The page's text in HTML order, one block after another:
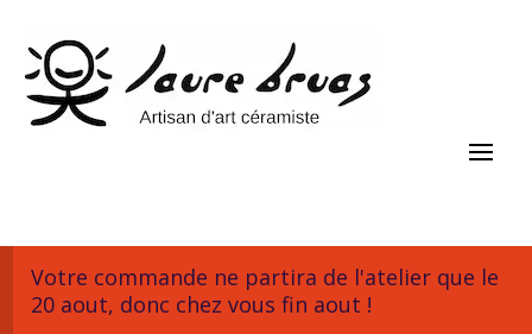
Votre commande ne partira de l'atelier que le
20 aout, donc chez vous fin aout !